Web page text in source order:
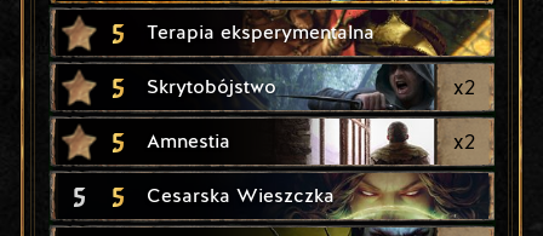
5 Terapia eksperymentalna
5 Skrytobójstwo x2
5 Amnestia x2
5 5 Cesarska Wieszczka